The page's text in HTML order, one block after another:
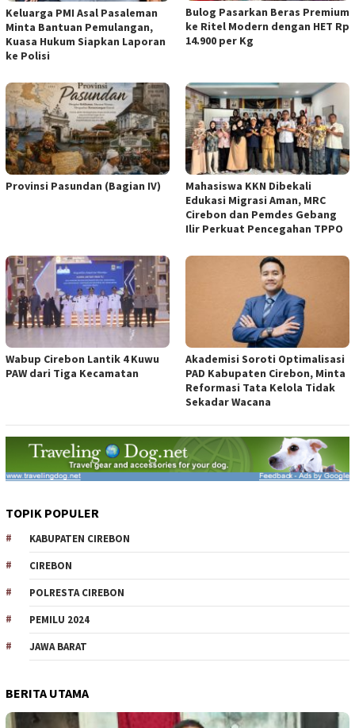
Keluarga PMI Asal Pasaleman
Minta Bantuan Pemulangan,
Kuasa Hukum Siapkan Laporan
ke Polisi
Bulog Pasarkan Beras Premium
ke Ritel Modern dengan HET Rp
14.900 per Kg
Provinsi Pasundan (Bagian IV)
Mahasiswa KKN Dibekali
Edukasi Migrasi Aman, MRC
Cirebon dan Pemdes Gebang
Ilir Perkuat Pencegahan TPPO
Wabup Cirebon Lantik 4 Kuwu
PAW dari Tiga Kecamatan
Akademisi Soroti Optimalisasi
PAD Kabupaten Cirebon, Minta
Reformasi Tata Kelola Tidak
Sekadar Wacana
TOPIK POPULER
KABUPATEN CIREBON
CIREBON
POLRESTA CIREBON
PEMILU 2024
JAWA BARAT
BERITA UTAMA